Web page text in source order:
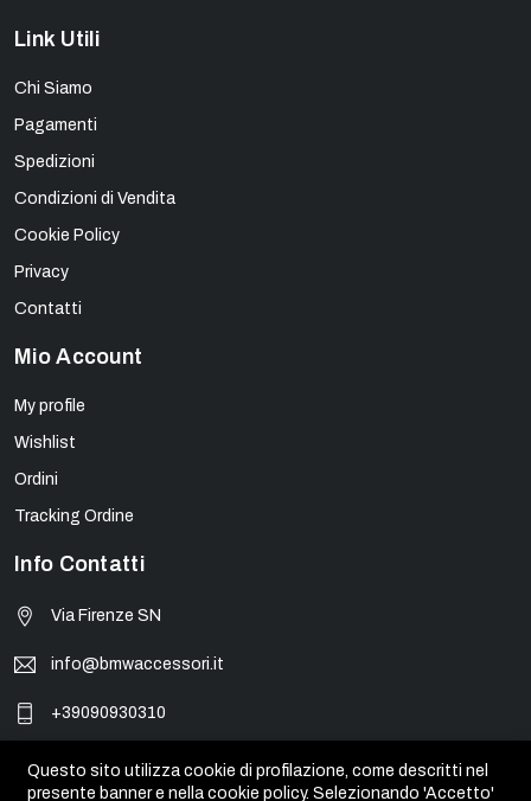
Link Utili
Chi Siamo
Pagamenti
Spedizioni
Condizioni di Vendita
Cookie Policy
Privacy
Contatti
Mio Account
My profile
Wishlist
Ordini
Tracking Ordine
Info Contatti
Via Firenze SN
info@bmwaccessori.it
+39090930310
Questo sito utilizza cookie di profilazione, come descritti nel
presente banner e nella cookie policy. Selezionando 'Accetto'